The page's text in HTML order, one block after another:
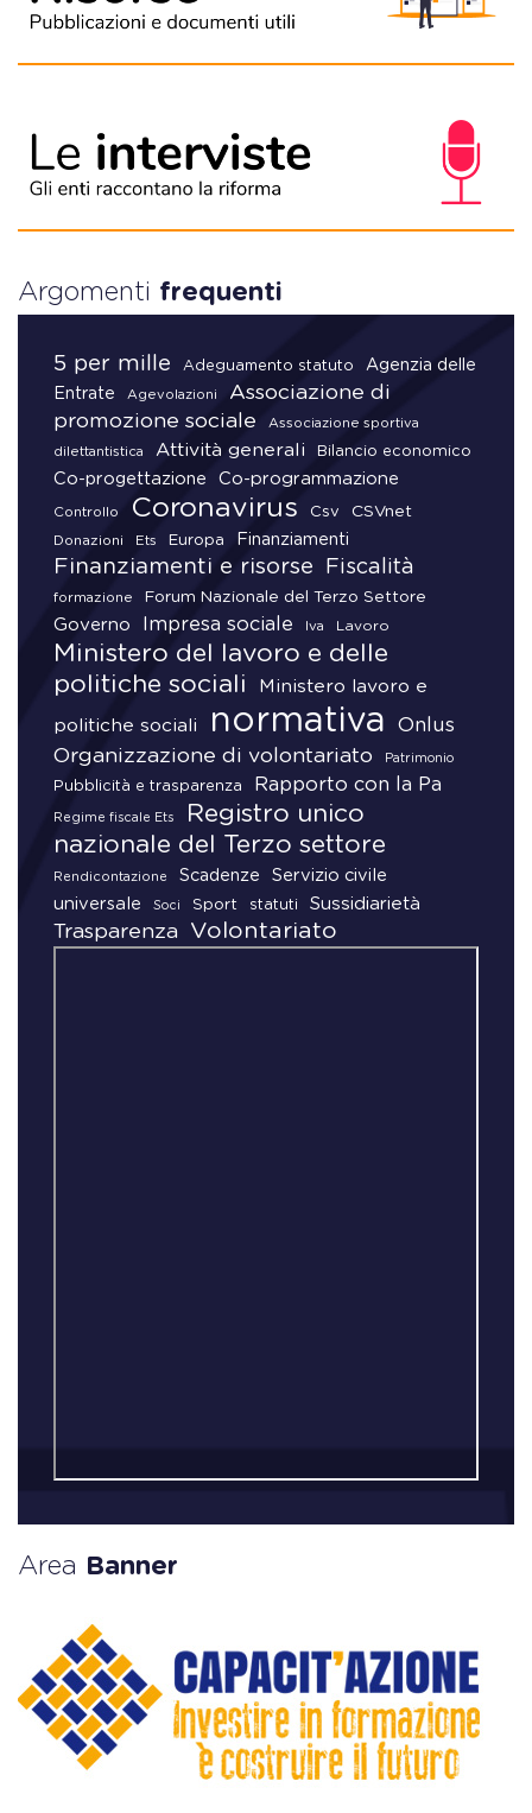
Argomenti frequenti
5 per mille Adeguamento statuto
Agenzia delle
Entrate
Agevolazioni
Associazione di
promozione sociale
Associazione sportiva
dilettantistica Attività generali Bilancio economico
Co-progettazione Co-programmazione
Controllo Coronavirus Csv CSVnet
Donazioni Ets Europa Finanziamenti
Finanziamenti e risorse Fiscalità
formazione Forum Nazionale del Terzo Settore
Governo Impresa sociale Iva Lavoro
Ministero del lavoro e delle
politiche sociali
Ministero lavoro e
politiche sociali normativa Onlus
Organizzazione di volontariato Patrimonio
Pubblicità e trasparenza Rapporto con la Pa
Regime fiscale Ets
Registro unico
nazionale del Terzo settore
Rendicontazione Scadenze
Servizio civile
universale
Soci Sport statuti Sussidiarietà
Trasparenza Volontariato
Area Banner